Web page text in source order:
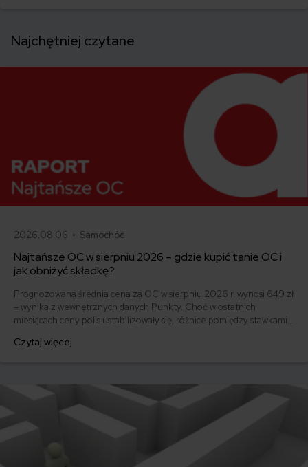
Najchętniej czytane
2026.08.06 • Samochód
Najtańsze OC w sierpniu 2026 – gdzie kupić tanie OC i
jak obniżyć składkę?
Prognozowana średnia cena za OC w sierpniu 2026 r. wynosi 649 zł
– wynika z wewnętrznych danych Punkty. Choć w ostatnich
miesiącach ceny polis ustabilizowały się, różnice pomiędzy stawkami
500 zł, inni – powyżej 1500 zł. Gdzie znaleźć najtańsze OC w Polsce
Czytaj więcej